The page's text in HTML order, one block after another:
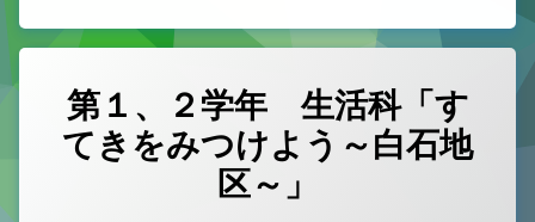
第１、２学年 生活科「す
てきをみつけよう～白石地
区～」